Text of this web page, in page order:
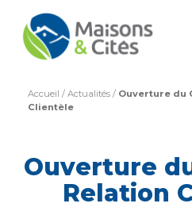
Accueil / Actualités / Ouverture du
Clientèle
Ouverture
Relation